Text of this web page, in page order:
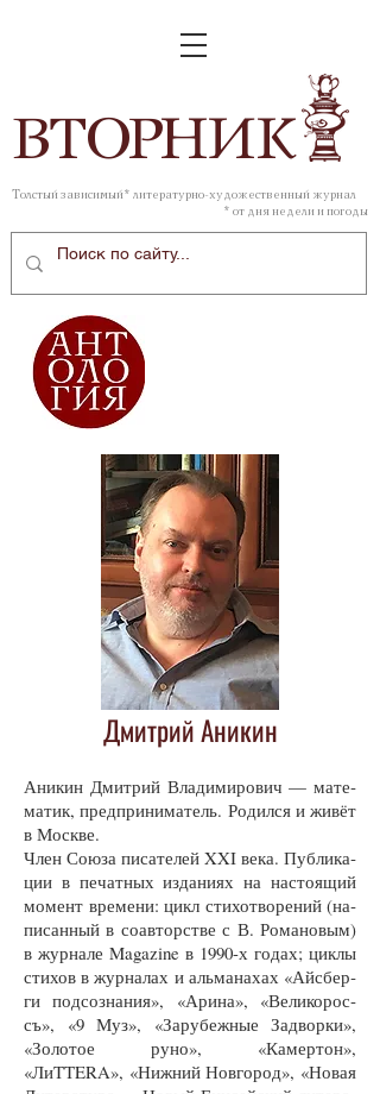
ВТОРНИК
Толстый зависимый* литературно-художественный журнал
* от дня недели и погоды
Дмитрий Аникин
Ани­кин Дмит­рий Вла­ди­ми­ро­вич — ма­те­
ма­тик, пред­при­ни­ма­тель. Ро­дил­ся и жи­вёт
в Моск­ве.
Член Со­юза пи­са­те­лей XXI ве­ка. Пуб­ли­ка­
ции в пе­чат­ных из­да­ни­ях на на­сто­я­щий
мо­мент вре­ме­ни: цикл сти­хотво­ре­ний (на­
пи­сан­ный в со­ав­тор­ст­ве с В. Ро­ма­но­вым)
в жур­на­ле Magazine в 1990-х го­дах; цик­лы
сти­хов в жур­на­лах и аль­ма­на­хах «Айс­бер­
ги под­соз­на­ния», «Ари­на», «Ве­ли­ко­рос­
съ», «9 Муз», «За­ру­беж­ные За­двор­ки»,
«Зо­ло­тое ру­но», «Ка­мер­тон»,
«ЛиTTERA», «Ниж­ний Нов­го­род», «Но­вая